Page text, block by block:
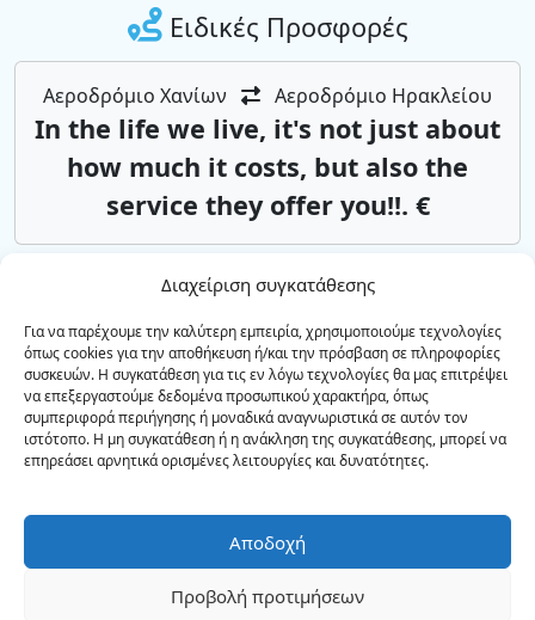
Διαχείριση συγκατάθεσης
Για να παρέχουμε την καλύτερη εμπειρία, χρησιμοποιούμε τεχνολογίες
όπως cookies για την αποθήκευση ή/και την πρόσβαση σε πληροφορίες
συσκευών. Η συγκατάθεση για τις εν λόγω τεχνολογίες θα μας επιτρέψει
να επεξεργαστούμε δεδομένα προσωπικού χαρακτήρα, όπως
συμπεριφορά περιήγησης ή μοναδικά αναγνωριστικά σε αυτόν τον
ιστότοπο. Η μη συγκατάθεση ή η ανάκληση της συγκατάθεσης, μπορεί να
επηρεάσει αρνητικά ορισμένες λειτουργίες και δυνατότητες.
Αποδοχή
Προβολή προτιμήσεων
Ειδικές Προσφορές
Αεροδρόμιο Χανίων Αεροδρόμιο Ηρακλείου
In the life we ​​live, it's not just about
how much it costs, but also the
service they offer you!!. €
Αεροδρόμιο Χανίων Ρέθυμνο
Αsk us*from 85€
Αεροδρόμιο Ηρακλείου Ρέθυμνο
Αsk us*from 85€
ΥΠΗΡΕΣΙΕΣ ΤΑΞΙ & MINI BUS
Airport transfers all over Crete